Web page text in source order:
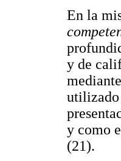
En la
y de
utilizado
y como
(21).